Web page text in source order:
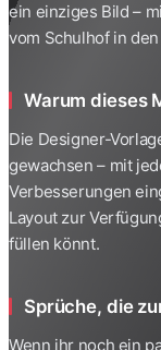
ein einziges Bild –
vom Schulhof in
Warum dieses
Die Designer-
gewachsen – mit
Verbesserungen
Layout zur
füllen könnt.
Sprüche, die
Wenn ihr noch ein